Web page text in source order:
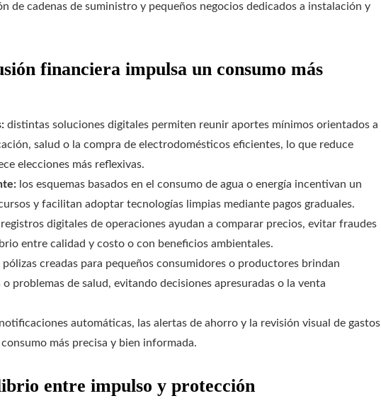
de cadenas de suministro y pequeños negocios dedicados a instalación y
financiera impulsa un consumo más
distintas soluciones digitales permiten reunir aportes mínimos orientados a
salud o la compra de electrodomésticos eficientes, lo que reduce
elecciones más reflexivas.
los esquemas basados en el consumo de agua o energía incentivan un
y facilitan adoptar tecnologías limpias mediante pagos graduales.
registros digitales de operaciones ayudan a comparar precios, evitar fraudes
entre calidad y costo o con beneficios ambientales.
pólizas creadas para pequeños consumidores o productores brindan
problemas de salud, evitando decisiones apresuradas o la venta
notificaciones automáticas, las alertas de ahorro y la revisión visual de gastos
más precisa y bien informada.
entre impulso y protección